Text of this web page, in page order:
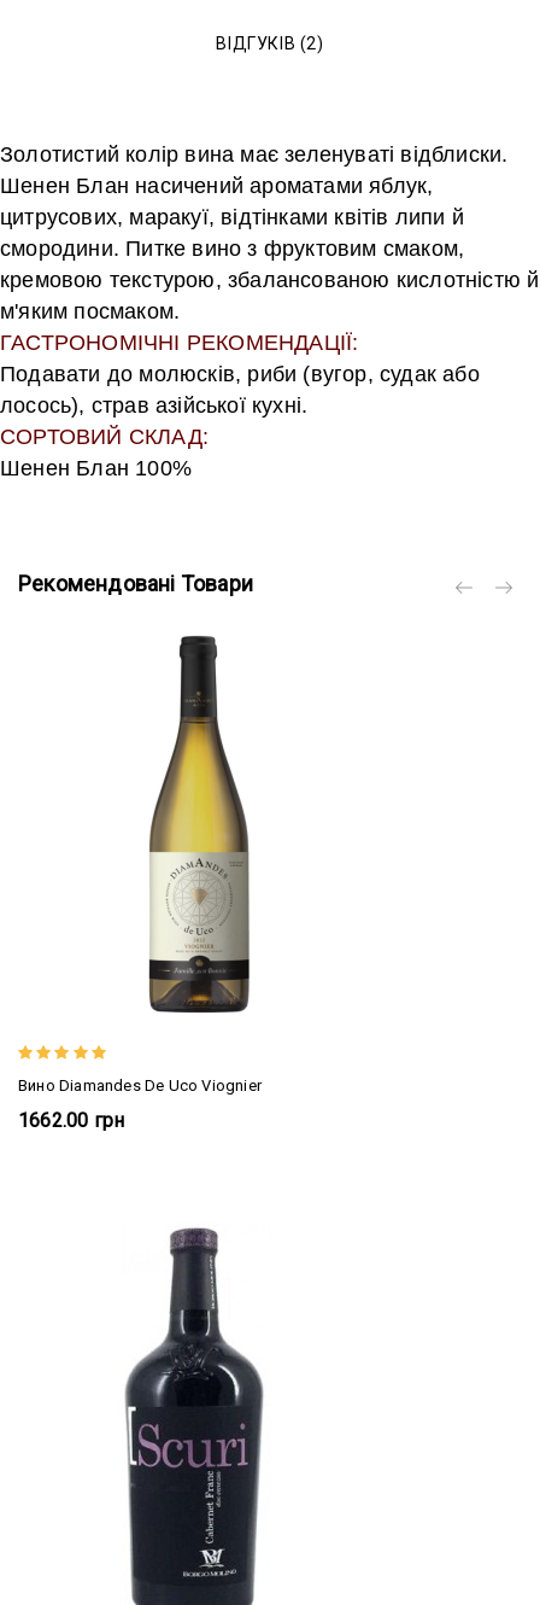
ВІДГУКІВ (2)
Золотистий колір вина має зеленуваті відблиски.
Шенен Блан насичений ароматами яблук,
цитрусових, маракуї, відтінками квітів липи й
смородини. Питке вино з фруктовим смаком,
кремовою текстурою, збалансованою кислотністю й
м'яким посмаком.
ГАСТРОНОМІЧНІ РЕКОМЕНДАЦІЇ:
Подавати до молюсків, риби (вугор, судак або
лосось), страв азійської кухні.
СОРТОВИЙ СКЛАД:
Шенен Блан 100%
Рекомендовані Товари
Вино Diamandes De Uco Viognier
1662.00 грн